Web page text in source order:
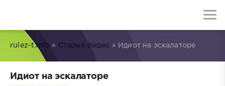
rulez-t.info » Старые Видео » Идиот на эскалаторе
Идиот на эскалаторе